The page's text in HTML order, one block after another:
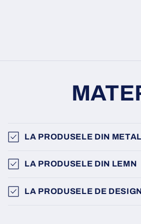
LA PRODUSELE DIN METAL
LA PRODUSELE DIN LEMN
LA PRODUSELE DE